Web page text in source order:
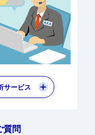
サービス
質問